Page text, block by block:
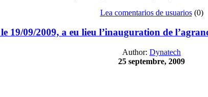
Lea comentarios de usuarios(0)
19/09/2009, a eu lieu l’inauguration de
Author: Dynatech
25 septembre, 2009